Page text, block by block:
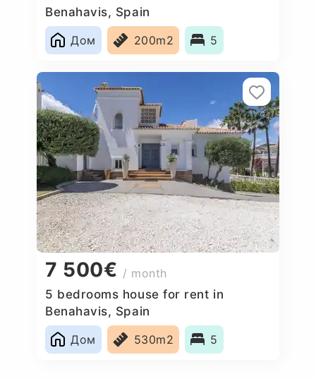
Benahavis, Spain
Дом
200m2 5
7 500€ / month
5 bedrooms house for rent in
Benahavis, Spain
Дом
530m2 5